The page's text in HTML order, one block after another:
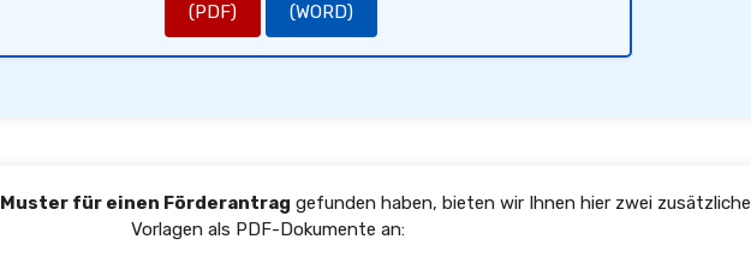
(PDF) (WORD)
Muster für einen Förderantrag gefunden haben, bieten wir Ihnen hier zwei zusätzliche
Vorlagen als PDF-Dokumente an: